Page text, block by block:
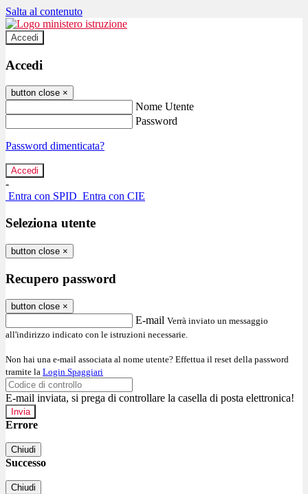
Salta al contenuto
Accedi
Accedi
button close ×
Nome Utente
Password
Password dimenticata?
-
Entra con SPID Entra con CIE
Seleziona utente
button close ×
Recupero password
button close ×
E-mail Verrà inviato un messaggio
all'indirizzo indicato con le istruzioni necessarie.
Non hai una e-mail associata al nome utente? Effettua il reset della password
tramite la Login Spaggiari
E-mail inviata, si prega di controllare la casella di posta elettronica!
Errore
Chiudi
Successo
Chiudi